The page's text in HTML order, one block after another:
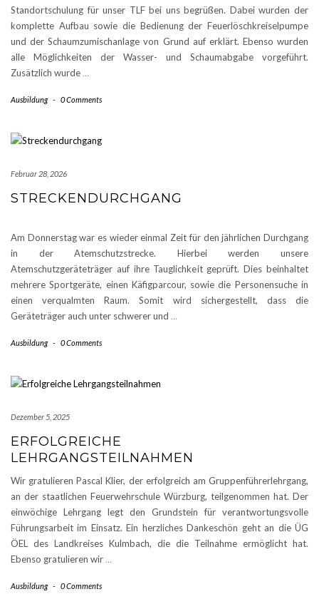
Standortschulung für unser TLF bei uns begrüßen. Dabei wurden der
komplette Aufbau sowie die Bedienung der Feuerlöschkreiselpumpe
und der Schaumzumischanlage von Grund auf erklärt. Ebenso wurden
alle Möglichkeiten der Wasser- und Schaumabgabe vorgeführt.
Zusätzlich wurde …
Ausbildung - 0 Comments
Februar 28, 2026
STRECKENDURCHGANG
Am Donnerstag war es wieder einmal Zeit für den jährlichen Durchgang
in der Atemschutzstrecke. Hierbei werden unsere
Atemschutzgeräteträger auf ihre Tauglichkeit geprüft. Dies beinhaltet
mehrere Sportgeräte, einen Käfigparcour, sowie die Personensuche in
einen verqualmten Raum. Somit wird sichergestellt, dass die
Geräteträger auch unter schwerer und …
Ausbildung - 0 Comments
Dezember 5, 2025
ERFOLGREICHE
LEHRGANGSTEILNAHMEN
Wir gratulieren Pascal Klier, der erfolgreich am Gruppenführerlehrgang,
an der staatlichen Feuerwehrschule Würzburg, teilgenommen hat. Der
einwöchige Lehrgang legt den Grundstein für verantwortungsvolle
Führungsarbeit im Einsatz. Ein herzliches Dankeschön geht an die ÜG
ÖEL des Landkreises Kulmbach, die die Teilnahme ermöglicht hat.
Ebenso gratulieren wir …
Ausbildung - 0 Comments